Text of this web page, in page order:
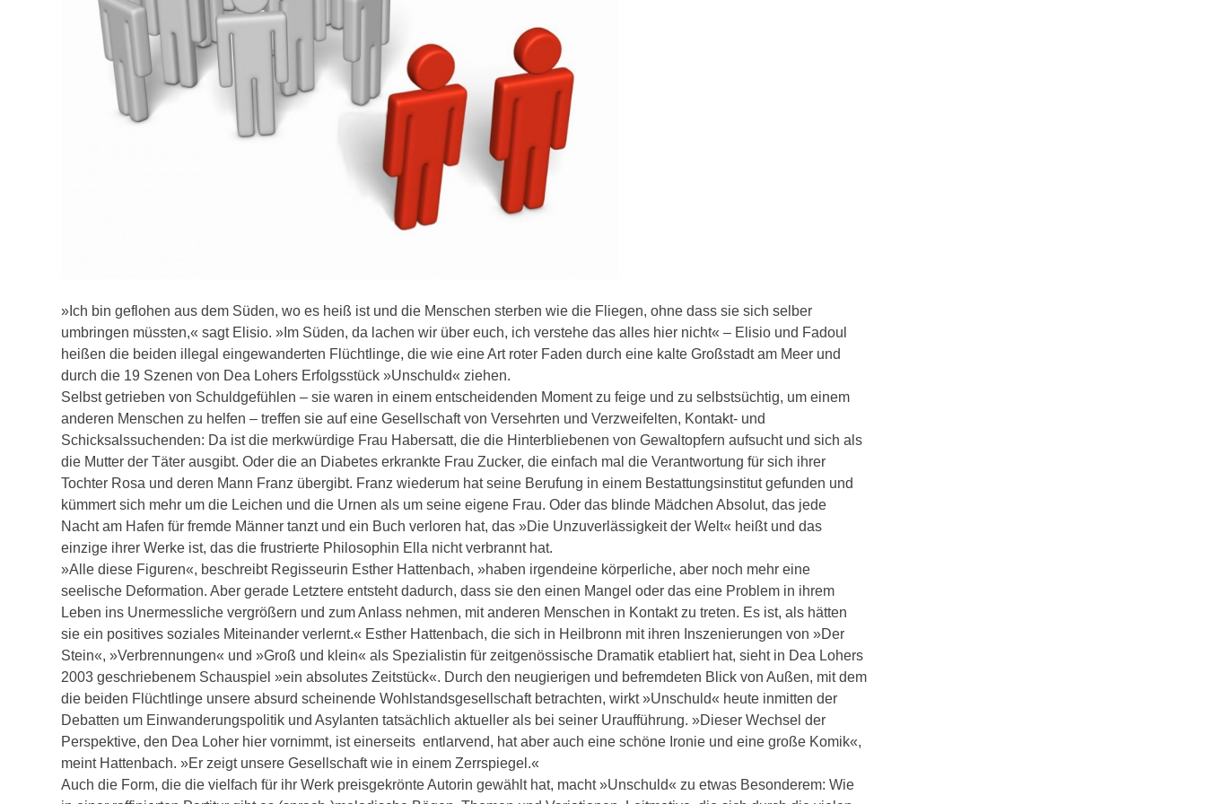
»Ich bin geflohen aus dem Süden, wo es heiß ist und die Menschen sterben wie die Fliegen, ohne dass sie sich selber
umbringen müssten,« sagt Elisio. »Im Süden, da lachen wir über euch, ich verstehe das alles hier nicht« – Elisio und Fadoul
heißen die beiden illegal eingewanderten Flüchtlinge, die wie eine Art roter Faden durch eine kalte Großstadt am Meer und
durch die 19 Szenen von Dea Lohers Erfolgsstück »Unschuld« ziehen.
Selbst getrieben von Schuldgefühlen – sie waren in einem entscheidenden Moment zu feige und zu selbstsüchtig, um einem
anderen Menschen zu helfen – treffen sie auf eine Gesellschaft von Versehrten und Verzweifelten, Kontakt- und
Schicksalssuchenden: Da ist die merkwürdige Frau Habersatt, die die Hinterbliebenen von Gewaltopfern aufsucht und sich als
die Mutter der Täter ausgibt. Oder die an Diabetes erkrankte Frau Zucker, die einfach mal die Verantwortung für sich ihrer
Tochter Rosa und deren Mann Franz übergibt. Franz wiederum hat seine Berufung in einem Bestattungsinstitut gefunden und
kümmert sich mehr um die Leichen und die Urnen als um seine eigene Frau. Oder das blinde Mädchen Absolut, das jede
Nacht am Hafen für fremde Männer tanzt und ein Buch verloren hat, das »Die Unzuverlässigkeit der Welt« heißt und das
einzige ihrer Werke ist, das die frustrierte Philosophin Ella nicht verbrannt hat.
»Alle diese Figuren«, beschreibt Regisseurin Esther Hattenbach, »haben irgendeine körperliche, aber noch mehr eine
seelische Deformation. Aber gerade Letztere entsteht dadurch, dass sie den einen Mangel oder das eine Problem in ihrem
Leben ins Unermessliche vergrößern und zum Anlass nehmen, mit anderen Menschen in Kontakt zu treten. Es ist, als hätten
sie ein positives soziales Miteinander verlernt.« Esther Hattenbach, die sich in Heilbronn mit ihren Inszenierungen von »Der
Stein«, »Verbrennungen« und »Groß und klein« als Spezialistin für zeitgenössische Dramatik etabliert hat, sieht in Dea Lohers
2003 geschriebenem Schauspiel »ein absolutes Zeitstück«. Durch den neugierigen und befremdeten Blick von Außen, mit dem
die beiden Flüchtlinge unsere absurd scheinende Wohlstandsgesellschaft betrachten, wirkt »Unschuld« heute inmitten der
Debatten um Einwanderungspolitik und Asylanten tatsächlich aktueller als bei seiner Uraufführung. »Dieser Wechsel der
Perspektive, den Dea Loher hier vornimmt, ist einerseits entlarvend, hat aber auch eine schöne Ironie und eine große Komik«,
meint Hattenbach. »Er zeigt unsere Gesellschaft wie in einem Zerrspiegel.«
Auch die Form, die die vielfach für ihr Werk preisgekrönte Autorin gewählt hat, macht »Unschuld« zu etwas Besonderem: Wie